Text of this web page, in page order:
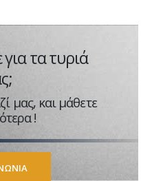
τα τυριά
μας, και μάθετε
!